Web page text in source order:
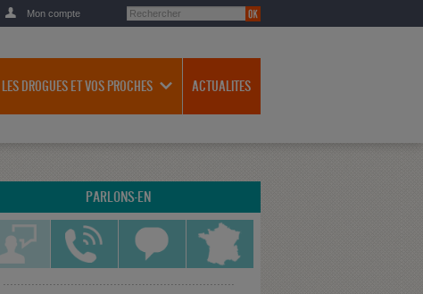
Mon compte
LES DROGUES ET VOS PROCHES ACTUALITES
PARLONS-EN